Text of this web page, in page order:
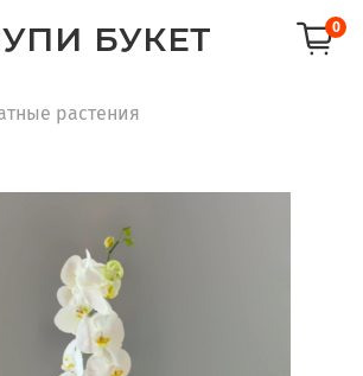
БУКЕТ 0
растения